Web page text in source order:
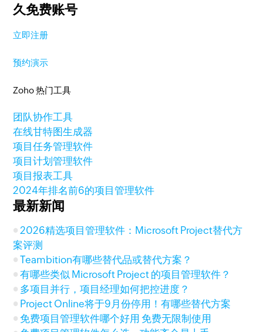
久免费账号
立即注册
预约演示
Zoho 热门工具
团队协作工具
在线甘特图生成器
项目任务管理软件
项目计划管理软件
项目报表工具
2024年排名前6的项目管理软件
最新新闻
2026精选项目管理软件：Microsoft Project替代方
案评测
Teambition有哪些替代品或替代方案？
有哪些类似 Microsoft Project 的项目管理软件？
多项目并行，项目经理如何把控进度？
Project Online将于9月份停用！有哪些替代方案
免费项目管理软件哪个好用 免费无限制使用